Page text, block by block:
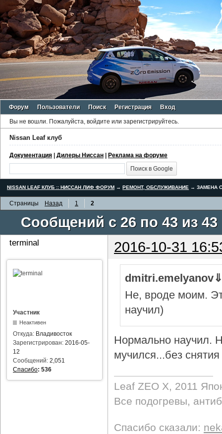
Форум Пользователи Поиск Регистрация Вход
Вы не вошли. Пожалуйста, войдите или зарегистрируйтесь.
Nissan Leaf клуб
Документация | Дилеры Ниссан | Реклама на форуме
NISSAN LEAF КЛУБ :: НИССАН ЛИФ ФОРУМ → РЕМОНТ, ОБСЛУЖИВАНИЕ →ЗАМЕНА
Страницы Назад 1 2
Сообщений с 26 по 43 из 43
terminal 2016-10-31
Участник
Неактивен
Откуда: Владивосток
Зарегистрирован: 2016-05-
12
Сообщений: 2,051
Спасибо: 536
Не, вроде моим.
научил)
Нормально научил.
мучился...без снятия
Leaf ZEO Х, 2011
Все подогревы,
Спасибо сказали: